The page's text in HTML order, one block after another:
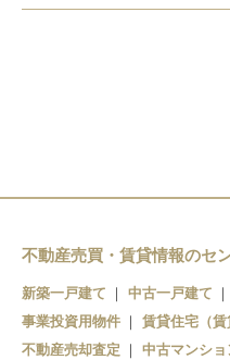
不動産売買・賃貸情報のセ
新築一戸建て 中古一戸建て
事業投資用物件
賃貸住宅（賃
不動産売却査定
中古マンシ